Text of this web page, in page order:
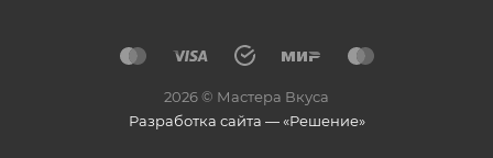
2026 © Мастера Вкуса
Разработка сайта — «Решение»